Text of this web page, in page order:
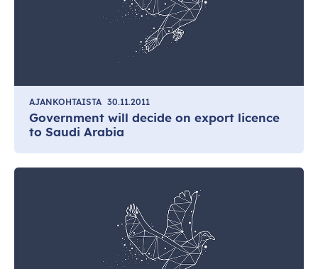
AJANKOHTAISTA 30.11.2011
Government will decide on export licence
to Saudi Arabia